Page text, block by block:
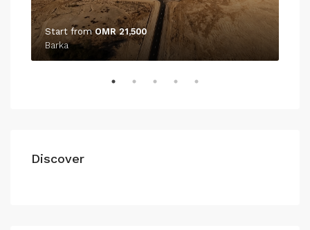
Start fromOMR 21,500
Barka
Discover